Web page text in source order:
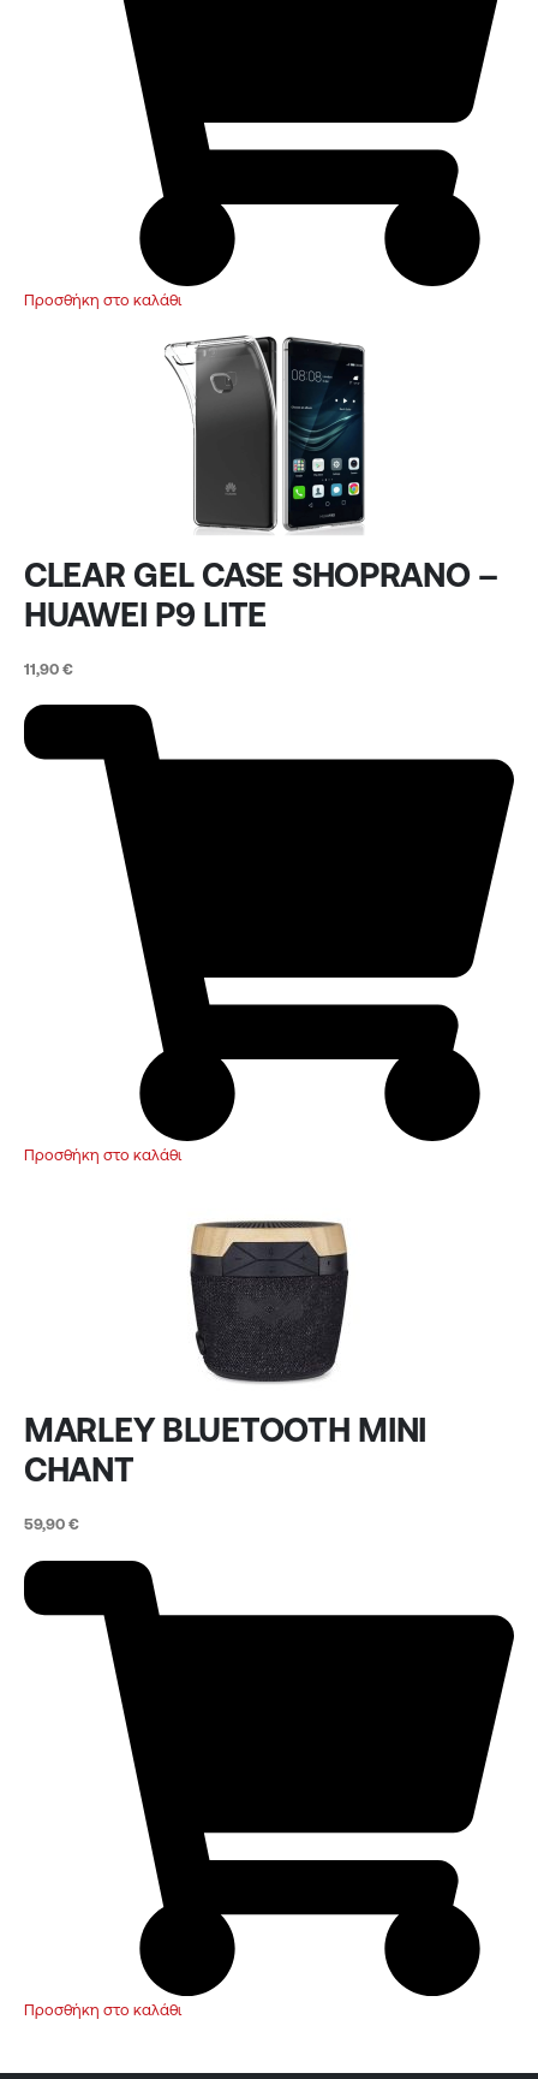
Προσθήκη στο καλάθι
CLEAR GEL CASE SHOPRANO –
HUAWEI P9 LITE
11,90 €
Προσθήκη στο καλάθι
MARLEY BLUETOOTH MINI
CHANT
59,90 €
Προσθήκη στο καλάθι